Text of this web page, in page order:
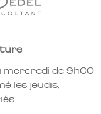
mercredi de 9h00
les jeudis,